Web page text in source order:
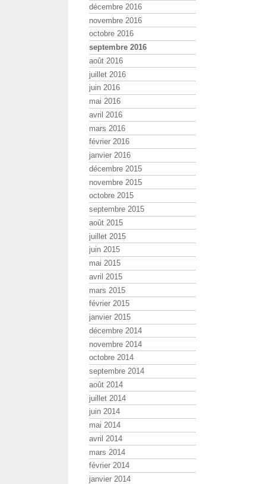
décembre 2016
novembre 2016
octobre 2016
septembre 2016
août 2016
juillet 2016
juin 2016
mai 2016
avril 2016
mars 2016
février 2016
janvier 2016
décembre 2015
novembre 2015
octobre 2015
septembre 2015
août 2015
juillet 2015
juin 2015
mai 2015
avril 2015
mars 2015
février 2015
janvier 2015
décembre 2014
novembre 2014
octobre 2014
septembre 2014
août 2014
juillet 2014
juin 2014
mai 2014
avril 2014
mars 2014
février 2014
janvier 2014